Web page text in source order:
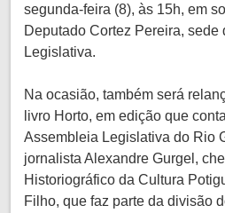
segunda-feira (8), às 15h, em
Deputado Cortez Pereira, sede
Legislativa.
Na ocasião, também será
livro Horto, em edição que
Assembleia Legislativa do Rio
jornalista Alexandre Gurgel,
Historiográfico da Cultura
Filho, que faz parte da divisão